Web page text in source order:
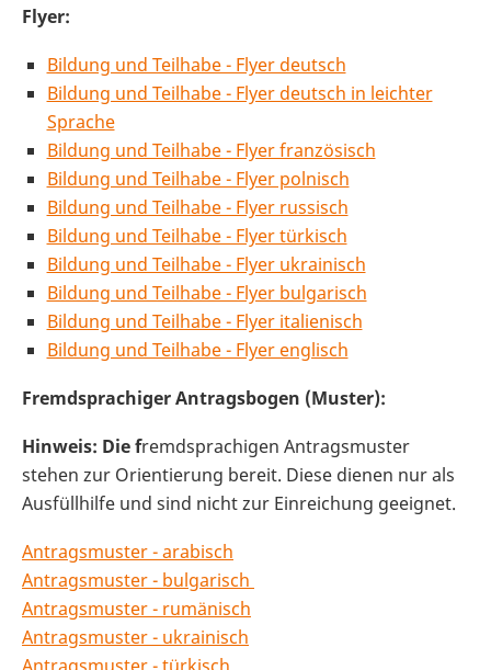
Flyer:
Bildung und Teilhabe - Flyer deutsch
Bildung und Teilhabe - Flyer deutsch in leichter
Sprache
Bildung und Teilhabe - Flyer französisch
Bildung und Teilhabe - Flyer polnisch
Bildung und Teilhabe - Flyer russisch
Bildung und Teilhabe - Flyer türkisch
Bildung und Teilhabe - Flyer ukrainisch
Bildung und Teilhabe - Flyer bulgarisch
Bildung und Teilhabe - Flyer italienisch
Bildung und Teilhabe - Flyer englisch
Fremdsprachiger Antragsbogen (Muster):
Hinweis: Die fremdsprachigen Antragsmuster
stehen zur Orientierung bereit. Diese dienen nur als
Ausfüllhilfe und sind nicht zur Einreichung geeignet.
Antragsmuster - arabisch
Antragsmuster - bulgarisch
Antragsmuster - rumänisch
Antragsmuster - ukrainisch